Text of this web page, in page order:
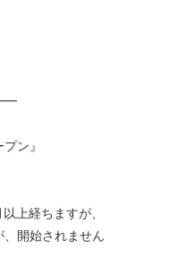
ン』
上経ちますが、
、開始されません